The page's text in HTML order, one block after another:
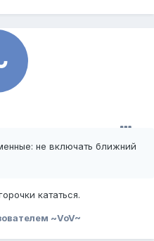
не включать ближний
кататься.
~VoV~